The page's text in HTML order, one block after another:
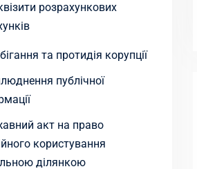
розрахункових
та протидія корупції
публічної
акт на право
користування
ділянкою